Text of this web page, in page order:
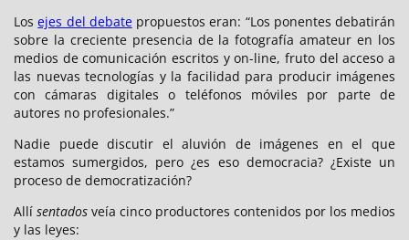
Losejes del debatepropuestos eran: “Los ponentes debatirán
sobre la creciente presencia de la fotografía amateur en los
medios de comunicación escritos y on-line, fruto del acceso a
las nuevas tecnologías y la facilidad para producir imágenes
con cámaras digitales o teléfonos móviles por parte de
autores no profesionales.”
Nadie puede discutir el aluvión de imágenes en el que
estamos sumergidos, pero ¿es eso democracia? ¿Existe un
proceso de democratización?
Allí sentados veía cinco productores contenidos por los medios
y las leyes: